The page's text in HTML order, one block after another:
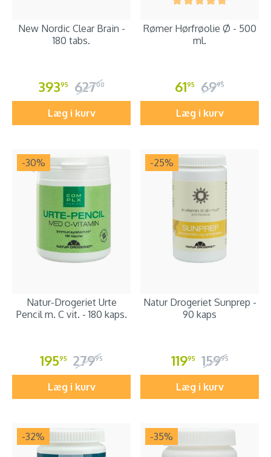
New Nordic Clear Brain -
180 tabs.
39395 62700
Læg i kurv
Rømer Hørfrøolie Ø - 500
ml.
6195 6995
Læg i kurv
-30%
Natur-Drogeriet Urte
Pencil m. C vit. - 180 kaps.
19595 27995
Læg i kurv
-25%
Natur Drogeriet Sunprep -
90 kaps
11995 15995
Læg i kurv
-32% -35%